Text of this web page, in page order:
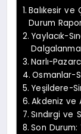
Balıkesir ve
Durum
Yaylacık-
Narlı-
Osmanlar-
Yeşildere-
Akdeniz ve
Sındırgi
Son